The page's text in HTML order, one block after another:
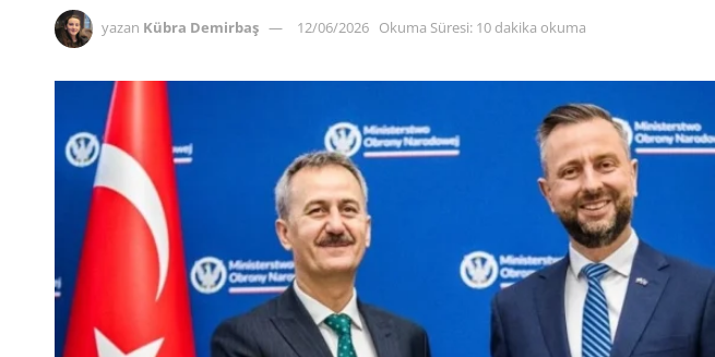
yazan Kübra Demirbaş 12/06/2026 Okuma Süresi: 10 dakika okuma